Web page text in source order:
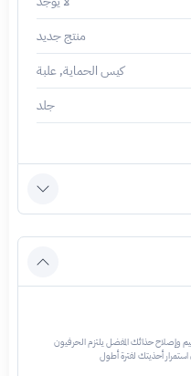
منتج جديد
كيس الحماية, علبة
جلد
وإصلاح حذائك المفضل يلتزم الحرفيون
أحذيتك لفترة أطول